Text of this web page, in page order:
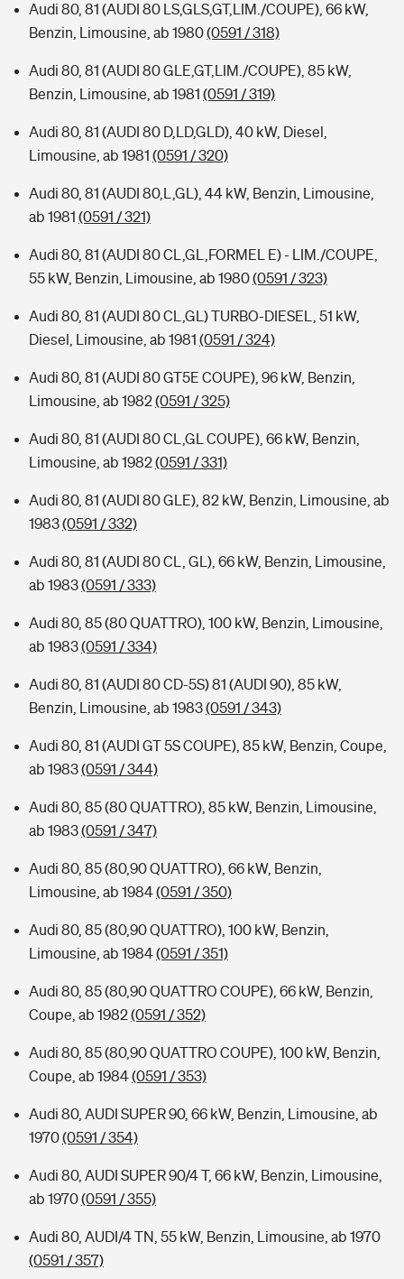
Audi 80, 81 (AUDI 80 LS,GLS,GT,LIM./COUPE), 66 kW,
Benzin, Limousine, ab 1980(0591 / 318)
Audi 80, 81 (AUDI 80 GLE,GT,LIM./COUPE), 85 kW,
Benzin, Limousine, ab 1981 (0591 / 319)
Audi 80, 81 (AUDI 80 D,LD,GLD), 40 kW, Diesel,
Limousine, ab 1981 (0591 / 320)
Audi 80, 81 (AUDI 80,L,GL), 44 kW, Benzin, Limousine,
ab 1981 (0591 / 321)
Audi 80, 81 (AUDI 80 CL,GL,FORMEL E) - LIM./COUPE,
55 kW, Benzin, Limousine, ab 1980(0591 / 323)
Audi 80, 81 (AUDI 80 CL,GL) TURBO-DIESEL, 51 kW,
Diesel, Limousine, ab 1981 (0591 / 324)
Audi 80, 81 (AUDI 80 GT5E COUPE), 96 kW, Benzin,
Limousine, ab 1982(0591 / 325)
Audi 80, 81 (AUDI 80 CL,GL COUPE), 66 kW, Benzin,
Limousine, ab 1982(0591 / 331)
Audi 80, 81 (AUDI 80 GLE), 82 kW, Benzin, Limousine, ab
1983(0591 / 332)
Audi 80, 81 (AUDI 80 CL, GL), 66 kW, Benzin, Limousine,
ab 1983(0591 / 333)
Audi 80, 85 (80 QUATTRO), 100 kW, Benzin, Limousine,
ab 1983(0591 / 334)
Audi 80, 81 (AUDI 80 CD-5S) 81 (AUDI 90), 85 kW,
Benzin, Limousine, ab 1983(0591 / 343)
Audi 80, 81 (AUDI GT 5S COUPE), 85 kW, Benzin, Coupe,
ab 1983(0591 / 344)
Audi 80, 85 (80 QUATTRO), 85 kW, Benzin, Limousine,
ab 1983(0591 / 347)
Audi 80, 85 (80,90 QUATTRO), 66 kW, Benzin,
Limousine, ab 1984(0591 / 350)
Audi 80, 85 (80,90 QUATTRO), 100 kW, Benzin,
Limousine, ab 1984(0591 / 351)
Audi 80, 85 (80,90 QUATTRO COUPE), 66 kW, Benzin,
Coupe, ab 1982(0591 / 352)
Audi 80, 85 (80,90 QUATTRO COUPE), 100 kW, Benzin,
Coupe, ab 1984(0591 / 353)
Audi 80, AUDI SUPER 90, 66 kW, Benzin, Limousine, ab
1970(0591 / 354)
Audi 80, AUDI SUPER 90/4 T, 66 kW, Benzin, Limousine,
ab 1970(0591 / 355)
Audi 80, AUDI/4 TN, 55 kW, Benzin, Limousine, ab 1970
(0591 / 357)